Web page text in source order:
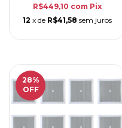
R$449,10 com Pix
12 x de R$41,58 sem juros
28%
OFF